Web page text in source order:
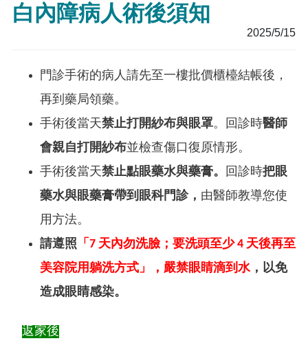
白內障病人術後須知
2025/5/15
門診手術的病人請先至一樓批價櫃檯結帳後，
再到藥局領藥。
手術後當天禁止打開紗布與眼罩。回診時醫師
會親自打開紗布並檢查傷口復原情形。
手術後當天禁止點眼藥水與藥膏。 回診時把眼
藥水與眼藥膏帶到眼科門診， 由醫師教導您使
用方法。
請遵照 「7 天內勿洗臉；要洗頭至少 4 天後再至
美容院用躺洗方式」，嚴禁眼睛滴到水，以免
造成眼睛感染。
返家後